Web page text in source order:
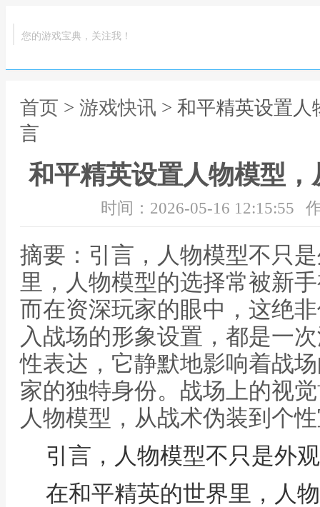
您的游戏宝典，关注我！
首页 > 游戏快讯 > 和平精英设置
言
和平精英设置人物模型
时间：2026-05-16 12:15:55
摘要：引言，人物模型不只
里，人物模型的选择常被新
而在资深玩家的眼中，这绝
入战场的形象设置，都是一
性表达，它静默地影响着战
家的独特身份。战场上的视
人物模型，从战术伪装到个
引言，人物模型不只是外观
在和平精英的世界里，人